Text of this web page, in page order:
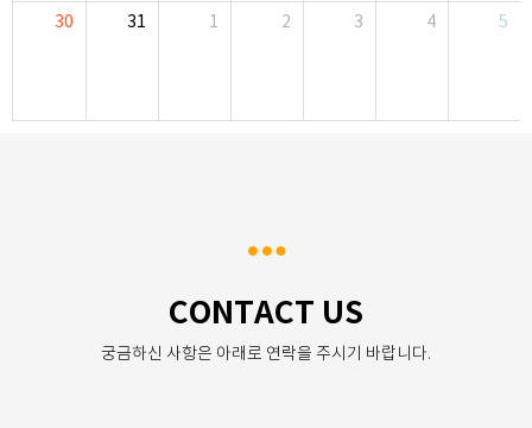
30 31 1 2 3 4 5
CONTACT US
궁금하신 사항은 아래로 연락을 주시기 바랍니다.